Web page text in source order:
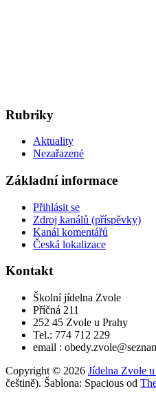
Rubriky
Aktuality
Nezařazené
Základní informace
Přihlásit se
Zdroj kanálů (příspěvky)
Kanál komentářů
Česká lokalizace
Kontakt
Školní jídelna Zvole
Příčná 211
252 45 Zvole u Prahy
Tel.: 774 712 229
email :
Copyright © 2026 Jídelna Zvole
češtině). Šablona: Spacious od